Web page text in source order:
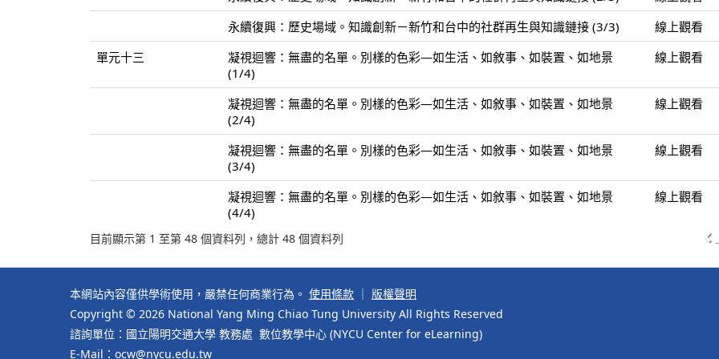
永續復興：歷史場域。知識創新－新竹和台中的社群再生與知識鏈接 (3/3)
線上觀看
單元十三
凝視迴響：無盡的名單。別樣的色彩—如生活、如敘事、如裝置、如地景
(1/4)
線上觀看
凝視迴響：無盡的名單。別樣的色彩—如生活、如敘事、如裝置、如地景
(2/4)
線上觀看
凝視迴響：無盡的名單。別樣的色彩—如生活、如敘事、如裝置、如地景
(3/4)
線上觀看
凝視迴響：無盡的名單。別樣的色彩—如生活、如敘事、如裝置、如地景
(4/4)
線上觀看
目前顯示第 1 至第 48 個資料列，總計 48 個資料列
本網站內容僅供學術使用，嚴禁任何商業行為。 使用條款
版權聲明
Copyright © 2026 National Yang Ming Chiao Tung University All Rights Reserved
諮詢單位：國立陽明交通大學 教務處 數位教學中心 (NYCU Center for eLearning)
E-Mail：ocw@nycu.edu.tw